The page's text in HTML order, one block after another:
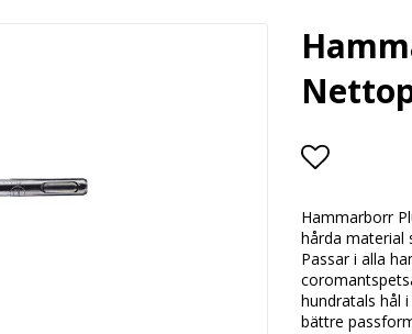
Lägg
Hammarborr
hårda material
Passar i alla
hundratals hål
bättre